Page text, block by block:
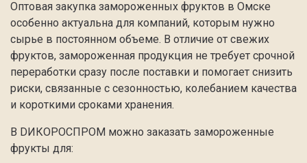
Оптовая закупка замороженных фруктов в Омске
особенно актуальна для компаний, которым нужно
сырье в постоянном объеме. В отличие от свежих
фруктов, замороженная продукция не требует срочной
переработки сразу после поставки и помогает снизить
риски, связанные с сезонностью, колебанием качества
и короткими сроками хранения.
В DИКОРОСПРОМ можно заказать замороженные
фрукты для: